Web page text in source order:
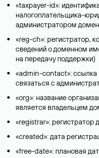
«taxpayer-id»:
налогоплательщика-
администратором
«reg-ch»: регистратор,
сведений о доменном
на передачу поддержки)
«admin-contact»: ссылка
связаться с
«org»: название
является владельцем
«registrar»: регистратор
«created»: дата
«free-date»: плановая